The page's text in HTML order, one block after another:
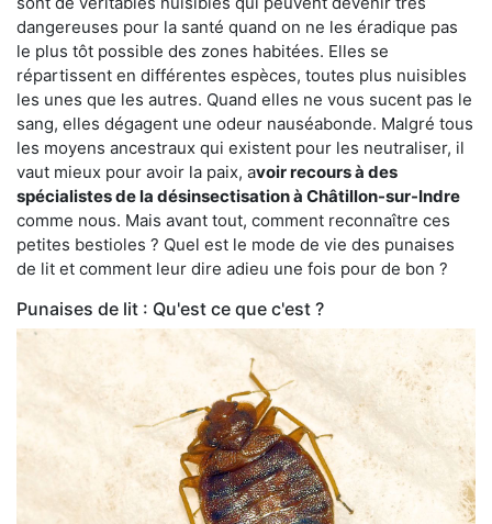
dangereuses pour la santé quand on ne les éradique pas
le plus tôt possible des zones habitées. Elles se
répartissent en différentes espèces, toutes plus nuisibles
les unes que les autres. Quand elles ne vous sucent pas le
sang, elles dégagent une odeur nauséabonde. Malgré tous
les moyens ancestraux qui existent pour les neutraliser, il
vaut mieux pour avoir la paix, avoir recours à des
spécialistes de la désinsectisation à Châtillon-sur-Indre
comme nous. Mais avant tout, comment reconnaître ces
petites bestioles ? Quel est le mode de vie des punaises
de lit et comment leur dire adieu une fois pour de bon ?
Punaises de lit : Qu'est ce que c'est ?